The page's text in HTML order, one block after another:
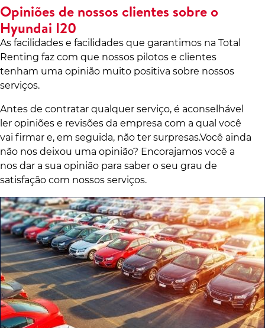
Opiniões de nossos clientes sobre o
Hyundai I20
As facilidades e facilidades que garantimos na Total
Renting faz com que nossos pilotos e clientes
tenham uma opinião muito positiva sobre nossos
serviços.
Antes de contratar qualquer serviço, é aconselhável
ler opiniões e revisões da empresa com a qual você
vai firmar e, em seguida, não ter surpresas.Você ainda
não nos deixou uma opinião? Encorajamos você a
nos dar a sua opinião para saber o seu grau de
satisfação com nossos serviços.